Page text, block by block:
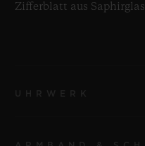
Zifferblatt aus Saphirglas